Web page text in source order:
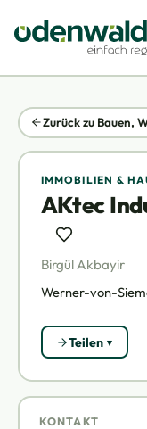
Zurück zu Bauen,
IMMOBILIEN &
AKtec
Birgül Akbayir
Werner-von-
Teilen
KONTAKT